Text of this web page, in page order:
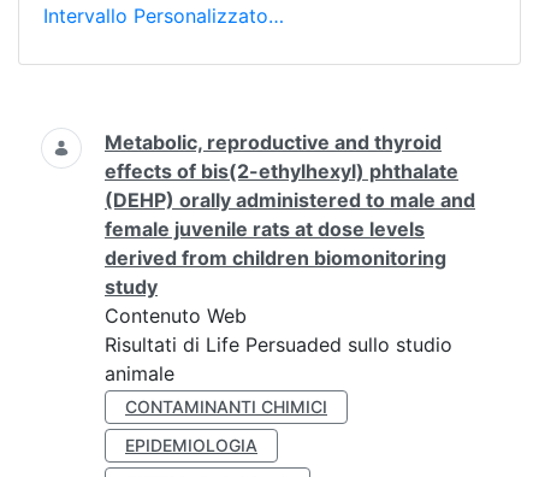
Intervallo Personalizzato…
Ricerca
Metabolic, reproductive and thyroid
effects of bis(2-ethylhexyl) phthalate
(DEHP) orally administered to male and
female juvenile rats at dose levels
derived from children biomonitoring
study
Contenuto Web
Risultati di Life Persuaded sullo studio
animale
CONTAMINANTI CHIMICI
EPIDEMIOLOGIA